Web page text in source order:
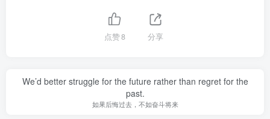
点赞8 分享
We’d better struggle for the future rather than regret for the
past.
如果后悔过去，不如奋斗将来